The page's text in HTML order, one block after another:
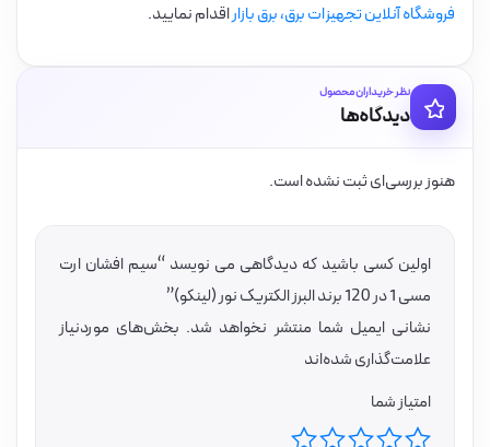
فروشگاه آنلاین تجهیزات برق، برق بازاراقدام نمایید.
نظر خریداران محصول
دیدگاه‌ها
هنوز بررسی‌ای ثبت نشده است.
اولین کسی باشید که دیدگاهی می نویسد “سیم افشان ارت
مسی 1 در 120 برند البرز الکتریک نور (لینکو)”
نشانی ایمیل شما منتشر نخواهد شد. بخش‌های موردنیاز
علامت‌گذاری شده‌اند
امتیاز شما